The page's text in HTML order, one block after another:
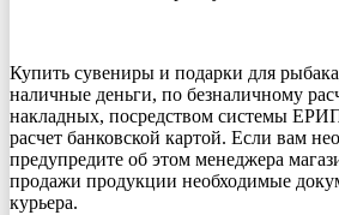
Купить сувениры и подарки для
наличные деньги, по безналичному
накладных, посредством системы
расчет банковской картой. Если вам
предупредите об этом менеджера
продажи продукции необходимые
курьера.